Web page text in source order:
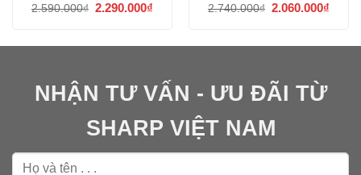
2.590.000₫ Giá
2.290.000₫
2.290.000₫.
2.740.000₫ Giá
2.060.000₫
NHẬN TƯ VẤN - ƯU ĐÃI TỪ
SHARP VIỆT NAM